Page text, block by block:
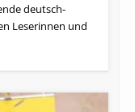
deutsch­
Leserinnen und